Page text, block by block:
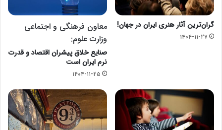
گران‌ترین آثار هنری ایران در جهان!
۱۴۰۴-۱۱-۲۷
معاون فرهنگی و اجتماعی
وزارت علوم:
صنایع خلاق پیشران اقتصاد و قدرت
نرم ایران است
۱۴۰۴-۱۱-۲۵